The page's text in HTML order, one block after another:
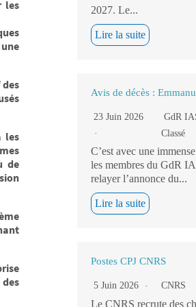
les
les
de
2027. Le...
Lire la suite
Avis de décès :
23 Juin 2026 GdR
Classé
C’est avec une
les membres du GdR
relayer l’annonce du...
Lire la suite
Postes CPJ CNRS
5 Juin 2026 CNRS
Le CNRS recrute des